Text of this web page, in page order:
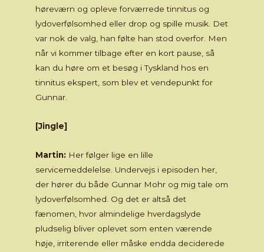
høreværn og opleve forværrede tinnitus og
lydoverfølsomhed eller drop og spille musik. Det
var nok de valg, han følte han stod overfor. Men
når vi kommer tilbage efter en kort pause, så
kan du høre om et besøg i Tyskland hos en
tinnitus ekspert, som blev et vendepunkt for
Gunnar.
[Jingle]
Martin: Her følger lige en lille
servicemeddelelse. Undervejs i episoden her,
der hører du både Gunnar Mohr og mig tale om
lydoverfølsomhed. Og det er altså det
fænomen, hvor almindelige hverdagslyde
pludselig bliver oplevet som enten værende
høje, irriterende eller måske endda deciderede